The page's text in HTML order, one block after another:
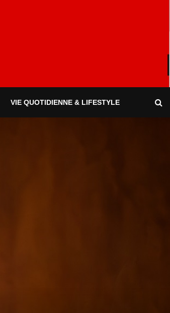
VIE QUOTIDIENNE & LIFESTYLE